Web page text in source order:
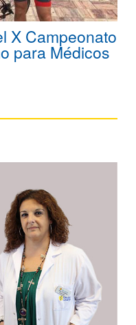
X Campeonato
para Médicos